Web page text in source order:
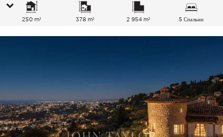
250 m² 378 m² 2 954 m² 5 Спальни